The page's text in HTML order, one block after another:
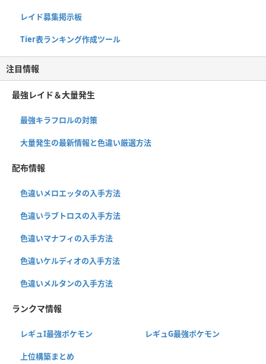
レイド募集掲示板
Tier表ランキング作成ツール
注目情報
最強レイド＆大量発生
最強キラフロルの対策
大量発生の最新情報と色違い厳選方法
配布情報
色違いメロエッタの入手方法
色違いラブトロスの入手方法
色違いマナフィの入手方法
色違いケルディオの入手方法
色違いメルタンの入手方法
ランクマ情報
レギュI最強ポケモン レギュG最強ポケモン
上位構築まとめ